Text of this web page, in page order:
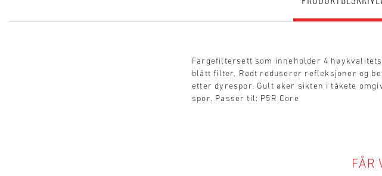
Fargefiltersett som inneholder 4
blått filter. Rødt reduserer refleksjoner og
etter dyrespor. Gult øker sikten i tåkete
spor. Passer til: P5R Core
FÅR